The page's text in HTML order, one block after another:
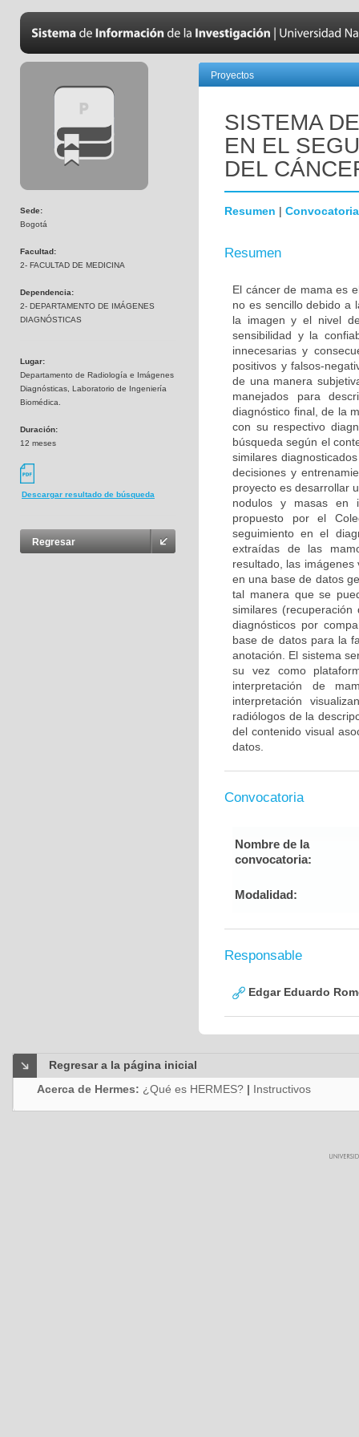
Sede:
Bogotá
Facultad:
2- FACULTAD DE MEDICINA
Dependencia:
2- DEPARTAMENTO DE IMÁGENES
DIAGNÓSTICAS
Lugar:
Departamento de Radiología e Imágenes
Diagnósticas, Laboratorio de Ingeniería
Biomédica.
Duración:
12 meses
Descargar resultado de búsqueda
Regresar
Proyectos
SISTEMA
EN EL
DEL
Resumen | Convocatoria
Resumen
El cáncer de mama es
no es sencillo debido a
la imagen y el nivel
sensibilidad y la
innecesarias y
positivos y falsos-
de una manera
manejados para
diagnóstico final, de la
con su respectivo
búsqueda según el
similares
decisiones y
proyecto es desarrollar
nodulos y masas en
propuesto por el
seguimiento en el
extraídas de las
resultado, las
en una base de datos
tal manera que se
similares
diagnósticos por
base de datos para la
anotación. El sistema
su vez como
interpretación de
interpretación
radiólogos de la
del contenido visual
datos.
Convocatoria
Nombre de la
convocatoria:
Modalidad:
Responsable
Edgar Eduardo
Regresar a la página inicial
Acerca de Hermes: ¿Qué es HERMES? | Instructivos